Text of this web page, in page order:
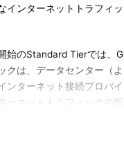
インターネットトラフィ
始のStandard Tierでは、
クは、データセンター（
ンターネット接続プロバ
ーネットトラフィックの影